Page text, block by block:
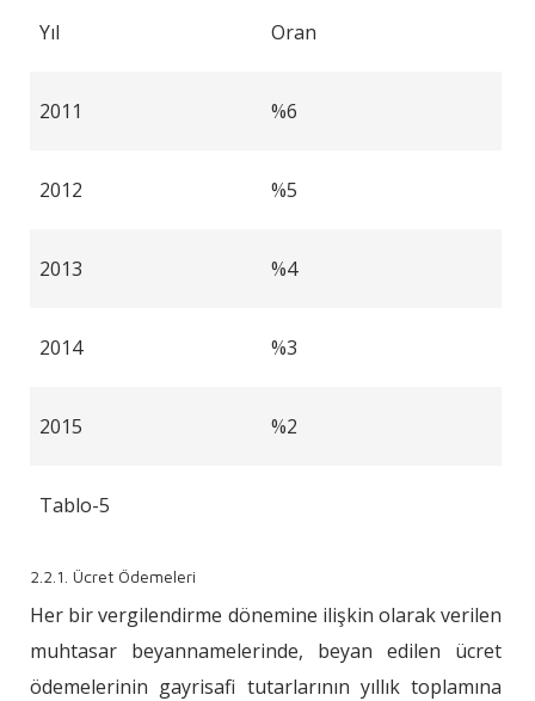
Yıl Oran
2011 %6
2012 %5
2013 %4
2014 %3
2015 %2
Tablo-5
2.2.1. Ücret Ödemeleri
Her bir vergilendirme dönemine ilişkin olarak verilen
muhtasar beyannamelerinde, beyan edilen ücret
ödemelerinin gayrisafi tutarlarının yıllık toplamına